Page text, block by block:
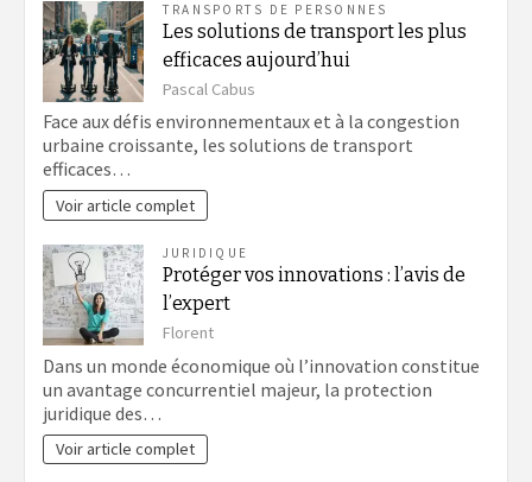
TRANSPORTS DE PERSONNES
Les solutions de transport les plus
efficaces aujourd’hui
Pascal Cabus
Face aux défis environnementaux et à la congestion
urbaine croissante, les solutions de transport
efficaces…
Voir article complet
JURIDIQUE
Protéger vos innovations : l’avis de
l’expert
Florent
Dans un monde économique où l’innovation constitue
un avantage concurrentiel majeur, la protection
juridique des…
Voir article complet